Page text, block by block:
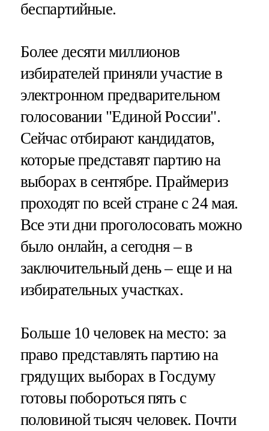
беспартийные.
Более десяти миллионов
избирателей приняли участие в
электронном предварительном
голосовании "Единой России".
Сейчас отбирают кандидатов,
которые представят партию на
выборах в сентябре. Праймериз
проходят по всей стране с 24 мая.
Все эти дни проголосовать можно
было онлайн, а сегодня – в
заключительный день – еще и на
избирательных участках.
Больше 10 человек на место: за
право представлять партию на
грядущих выборах в Госдуму
готовы побороться пять с
половиной тысяч человек. Почти